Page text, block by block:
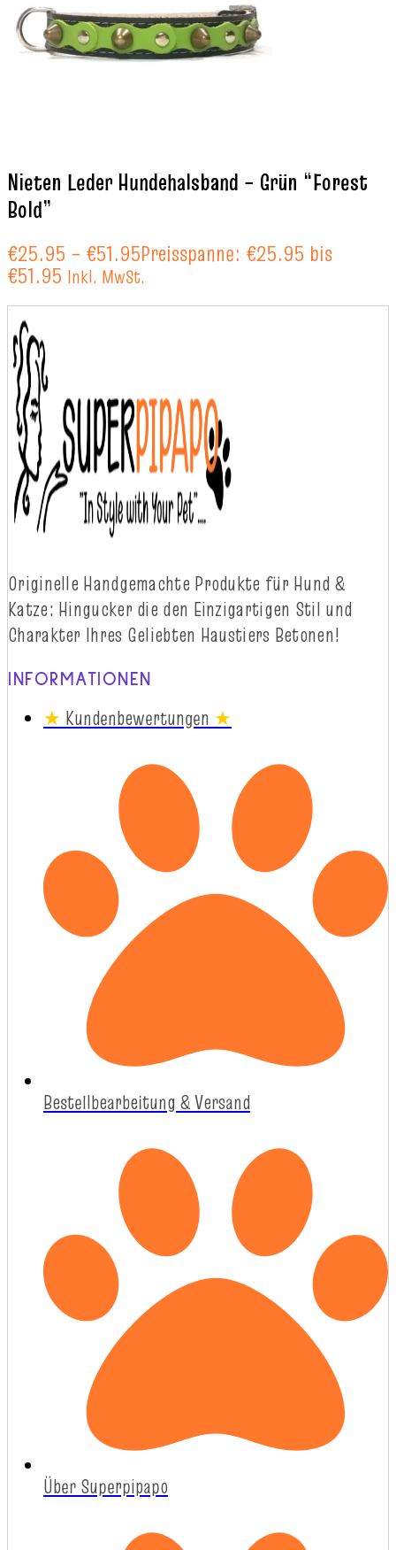
Nieten Leder Hundehalsband – Grün “Forest
Bold”
€25.95 – €51.95Preisspanne: €25.95 bis
€51.95 Inkl. MwSt.
Originelle Handgemachte Produkte für Hund &
Katze: Hingucker die den Einzigartigen Stil und
Charakter Ihres Geliebten Haustiers Betonen!
INFORMATIONEN
★ Kundenbewertungen ★
Bestellbearbeitung & Versand
Über Superpipapo